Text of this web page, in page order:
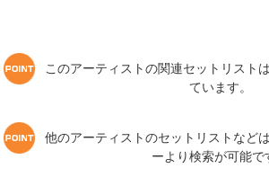
このアーティストの関連セットリスト
ています。
他のアーティストのセットリストなど
ーより検索が可能で